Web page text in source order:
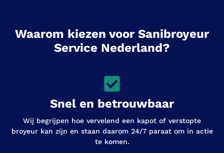
Waarom kiezen voor Sanibroyeur
Service Nederland?
Snel en betrouwbaar
Wij begrijpen hoe vervelend een kapot of verstopte
broyeur kan zijn en staan daarom 24/7 paraat om in actie
te komen.